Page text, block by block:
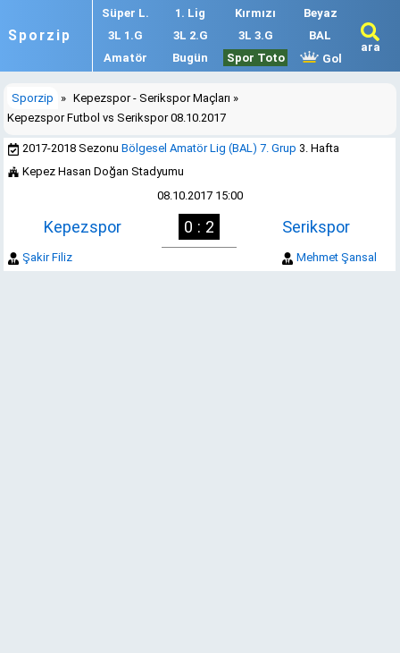
Sporzip
Süper L. 1. Lig Kırmızı
Beyaz
3L 1.G
3L 2.G 3L 3.G
BAL
Amatör
Bugün Spor Toto Gol
ara
Sporzip » Kepezspor - Serikspor Maçları »
Kepezspor Futbol vs Serikspor 08.10.2017
2017-2018 SezonuBölgesel Amatör Lig (BAL) 7. Grup 3. Hafta
Kepez Hasan Doğan Stadyumu
08.10.2017 15:00
Kepezspor 0 : 2 Serikspor
Şakir Filiz Mehmet Şansal